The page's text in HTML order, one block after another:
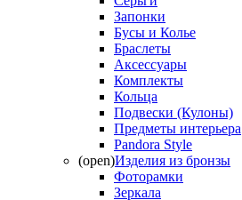
Запонки
Бусы и Колье
Браслеты
Аксессуары
Комплекты
Кольца
Подвески (Кулоны)
Предметы интерьера
Pandora Style
(open)Изделия из бронзы
Фоторамки
Зеркала